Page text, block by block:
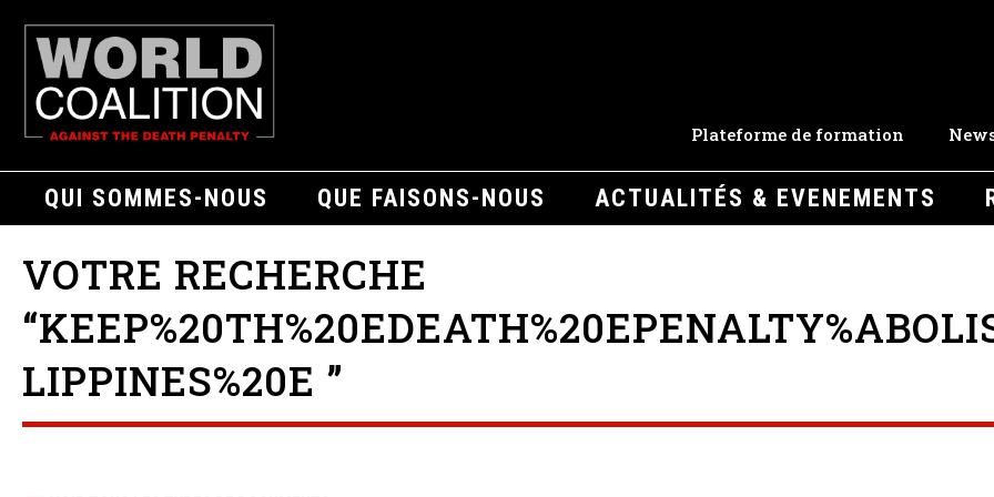
Plateforme de formation
QUI SOMMES-NOUS QUE FAISONS-NOUS ACTUALITÉS & EVENEMENTS
VOTRE RECHERCHE
LIPPINES%20E ”